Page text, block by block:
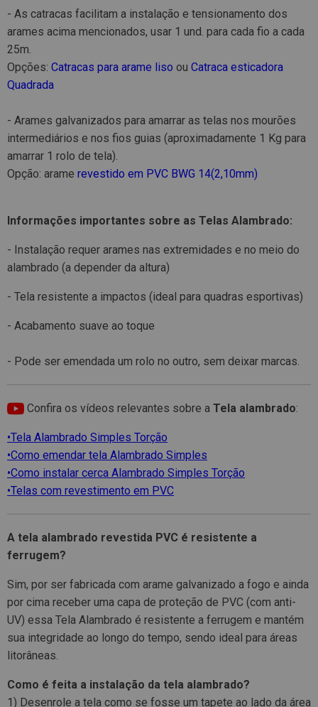
- As catracas facilitam a instalação e tensionamento dos
arames acima mencionados, usar 1 und. para cada fio a cada
25m.
Opções: Catracas para arame liso ou Catraca esticadora
Quadrada
- Arames galvanizados para amarrar as telas nos mourões
intermediários e nos fios guias (aproximadamente 1 Kg para
amarrar 1 rolo de tela).
Opção: arame revestido em PVC BWG 14(2,10mm)
Informações importantes sobre as Telas Alambrado:
- Instalação requer arames nas extremidades e no meio do
alambrado (a depender da altura)
- Tela resistente a impactos (ideal para quadras esportivas)
- Acabamento suave ao toque
- Pode ser emendada um rolo no outro, sem deixar marcas.
Confira os vídeos relevantes sobre a Tela alambrado:
•Tela Alambrado Simples Torção
•Como emendar tela Alambrado Simples
•Como instalar cerca Alambrado Simples Torção
•Telas com revestimento em PVC
A tela alambrado revestida PVC é resistente a
ferrugem?
Sim, por ser fabricada com arame galvanizado a fogo e ainda
por cima receber uma capa de proteção de PVC (com anti-
UV) essa Tela Alambrado é resistente a ferrugem e mantém
sua integridade ao longo do tempo, sendo ideal para áreas
litorâneas.
Como é feita a instalação da tela alambrado?
1) Desenrole a tela como se fosse um tapete ao lado da área